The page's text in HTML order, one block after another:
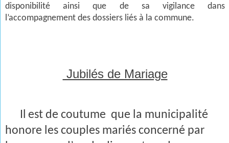
disponibilité ainsi que de sa vigilance dans
l’accompagnement des dossiers liés à la commune.
Jubilés de Mariage
est de coutume que la municipalité
honore les couples mariés concerné par